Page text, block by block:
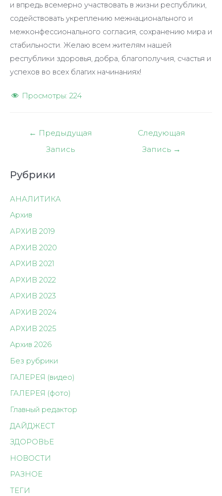
и впредь всемерно участвовать в жизни республики,
содействовать укреплению межнационального и
межконфессионального согласия, сохранению мира и
стабильности. Желаю всем жителям нашей
республики здоровья, добра, благополучия, счастья и
успехов во всех благих начинаниях!
Просмотры: 224
Навигация
← Предыдущая
Запись
Следующая
Запись →
Рубрики
АНАЛИТИКА
Архив
АРХИВ 2019
АРХИВ 2020
АРХИВ 2021
АРХИВ 2022
АРХИВ 2023
АРХИВ 2024
АРХИВ 2025
Архив 2026
Без рубрики
ГАЛЕРЕЯ (видео)
ГАЛЕРЕЯ (фото)
Главный редактор
ДАЙДЖЕСТ
ЗДОРОВЬЕ
НОВОСТИ
РАЗНОЕ
ТЕГИ